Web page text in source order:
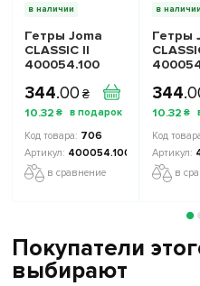
в наличии
Гетры Joma
CLASSIC II
400054.100
344.00 ₴
10.32 ₴
706
400054.100
в сравнение
в наличии
Гетры
344.
10.32 ₴
в
Покупатели
выбирают